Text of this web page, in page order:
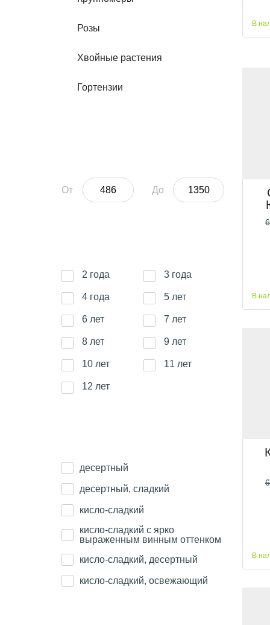
Розы
Хвойные растения
Гортензии
От До
2 года 3 года
4 года 5 лет
6 лет 7 лет
8 лет 9 лет
10 лет 11 лет
12 лет
десертный
десертный, сладкий
кисло-сладкий
кисло-сладкий с ярко
выраженным винным оттенком
кисло-сладкий, десертный
кисло-сладкий, освежающий
В
В
В